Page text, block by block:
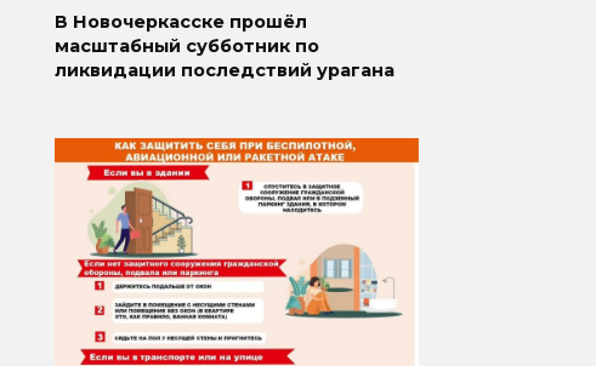
В Новочеркасске прошёл
масштабный субботник по
ликвидации последствий урагана